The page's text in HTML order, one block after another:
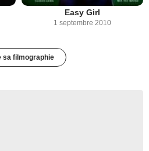
Easy Girl
1 septembre 2010
sa filmographie